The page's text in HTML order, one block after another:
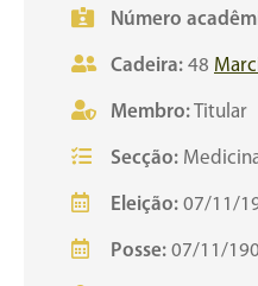
Número
Cadeira: 48
Membro:Titular
Secção:
Eleição: 07/11/
Posse: 07/11/